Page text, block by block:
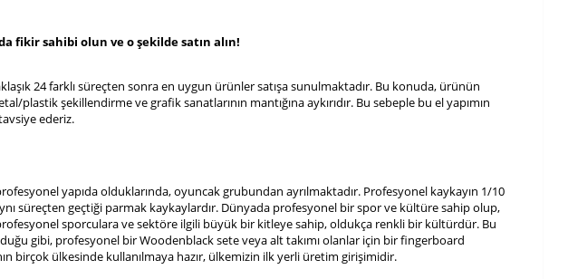
fikir sahibi olun ve o şekilde satın alın!
24 farklı süreçten sonra en uygun ürünler satışa sunulmaktadır. Bu konuda, ürünün
plastik şekillendirme ve grafik sanatlarının mantığına aykırıdır. Bu sebeple bu el yapımın
ederiz.
yapıda olduklarında, oyuncak grubundan ayrılmaktadır. Profesyonel kaykayın 1/10
süreçten geçtiği parmak kaykaylardır. Dünyada profesyonel bir spor ve kültüre sahip olup,
sporculara ve sektöre ilgili büyük bir kitleye sahip, oldukça renkli bir kültürdür. Bu
gibi, profesyonel bir Woodenblack sete veya alt takımı olanlar için bir fingerboard
birçok ülkesinde kullanılmaya hazır, ülkemizin ilk yerli üretim girişimidir.